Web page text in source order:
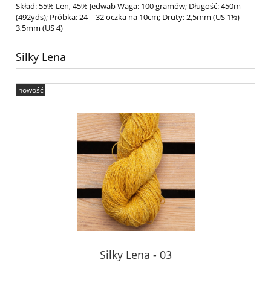
Skład: 55% Len, 45% JedwabWaga: 100 gramów; Długość: 450m
(492yds); Próbka: 24 – 32 oczka na 10cm; Druty: 2,5mm (US 1½) –
3,5mm (US 4)
Silky Lena
Silky Lena - 03
nowość